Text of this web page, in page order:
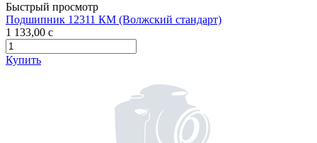
Быстрый просмотр
Подшипник 12311 КМ (Волжский стандарт)
1 133,00 c
Купить